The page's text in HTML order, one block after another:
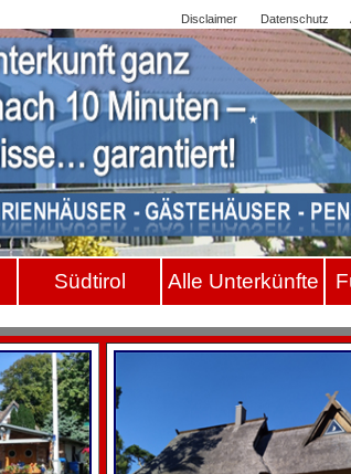
Disclaimer Datenschutz
Südtiro Alle Unterkünfte